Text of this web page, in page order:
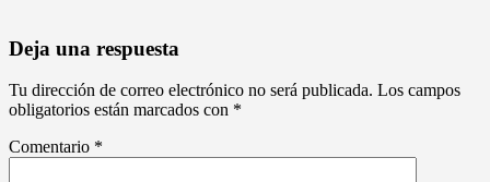
Deja una respuesta
Tu dirección de correo electrónico no será publicada. Los campos
obligatorios están marcados con *
Comentario *